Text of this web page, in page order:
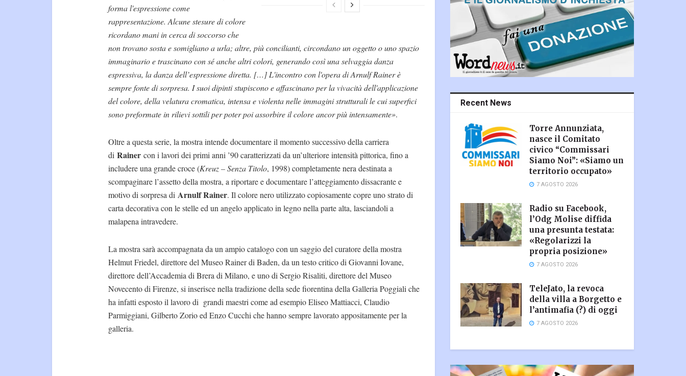
forma l'espressione come
rappresentazione. Alcune stesure di colore
ricordano mani in cerca di soccorso che
non trovano sosta e somigliano a urla; altre, più concilianti, circondano un oggetto o uno spazio
immaginario e trascinano con sé anche altri colori, generando così una selvaggia danza
espressiva, la danza dell’espressione diretta. […] L'incontro con l'opera di Arnulf Rainer è
sempre fonte di sorpresa. I suoi dipinti stupiscono e affascinano per la vivacità dell'applicazione
del colore, della velatura cromatica, intensa e violenta nelle immagini strutturali le cui superfici
sono preformate in rilievi sottili per poter poi assorbire il colore ancor più intensamente».
Oltre a questa serie, la mostra intende documentare il momento successivo della carriera
di Rainer con i lavori dei primi anni ’90 caratterizzati da un’ulteriore intensità pittorica, fino a
includere una grande croce (Kreuz – Senza Titolo, 1998) completamente nera destinata a
scompaginare l’assetto della mostra, a riportare e documentare l’atteggiamento dissacrante e
motivo di sorpresa di Arnulf Rainer. Il colore nero utilizzato copiosamente copre uno strato di
carta decorativa con le stelle ed un angelo applicato in legno nella parte alta, lasciandoli a
malapena intravedere.
La mostra sarà accompagnata da un ampio catalogo con un saggio del curatore della mostra
Helmut Friedel, direttore del Museo Rainer di Baden, da un testo critico di Giovanni Iovane,
direttore dell’Accademia di Brera di Milano, e uno di Sergio Risaliti, direttore del Museo
Novecento di Firenze, si inserisce nella tradizione della sede fiorentina della Galleria Poggiali che
ha infatti esposto il lavoro di grandi maestri come ad esempio Eliseo Mattiacci, Claudio
Parmiggiani, Gilberto Zorio ed Enzo Cucchi che hanno sempre lavorato appositamente per la
galleria.
Recent News
Torre Annunziata,
nasce il Comitato
civico “Commissari
Siamo Noi”: «Siamo un
territorio occupato»
7 AGOSTO 2026
Radio su Facebook,
l’Odg Molise diffida
una presunta testata:
«Regolarizzi la
propria posizione»
7 AGOSTO 2026
TeleJato, la revoca
della villa a Borgetto e
l’antimafia (?) di oggi
7 AGOSTO 2026